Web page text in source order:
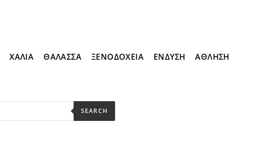
ΧΑΛΙΑ ΘΑΛΑΣΣΑ ΞΕΝΟΔΟΧΕΙΑ ΕΝΔΥΣΗ ΑΘΛΗΣΗ
SEARCH